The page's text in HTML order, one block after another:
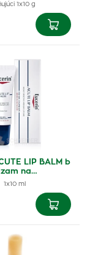
1x10 g
LIP BALM b
na…
1x10 ml